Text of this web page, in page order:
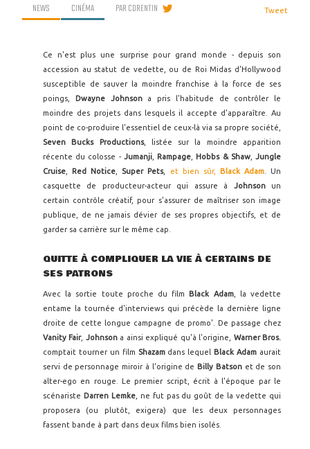
NEWS CINÉMA PARCORENTIN Tweet
Ce n'est plus une surprise pour grand monde - depuis son
accession au statut de vedette, ou de Roi Midas d'Hollywood
susceptible de sauver la moindre franchise à la force de ses
poings,
Dwayne Johnsona pris l'habitude de contrôler le
moindre des projets dans lesquels il accepte d'apparaître. Au
point de co-produire l'essentiel de ceux-là via sa propre société,
Seven Bucks Productions, listée sur la moindre apparition
récente du colosse - Jumanji, Rampage Hobbs & Shaw,Jungle
Cruise
Red Notice Super Pets, et bien sûr, Black Adam. Un
casquette de producteur-acteur qui assure à Johnsonun
certain contrôle créatif, pour s'assurer de maîtriser son image
publique, de ne jamais dévier de ses propres objectifs, et de
garder sa carrière sur le même cap.
QUITTE À COMPLIQUER LA VIE À CERTAINS DE
SES PATRONS
Avec la sortie toute proche du film Black Adam, la vedette
entame la tournée d'interviews qui précède la dernière ligne
droite de cette longue campagne de promo'. De passage chez
Vanity Fair, Johnsona ainsi expliqué qu'à l'origine, Warner Bros.
comptait tourner un film Shazamdans lequel Black Adam aurait
servi de personnage miroir à l'origine de Billy Batsonet de son
alter-ego en rouge. Le premier script, écrit à l'époque par le
scénariste Darren Lemke, ne fut pas du goût de la vedette qui
proposera (ou plutôt, exigera) que les deux personnages
fassent bande à part dans deux films bien isolés.